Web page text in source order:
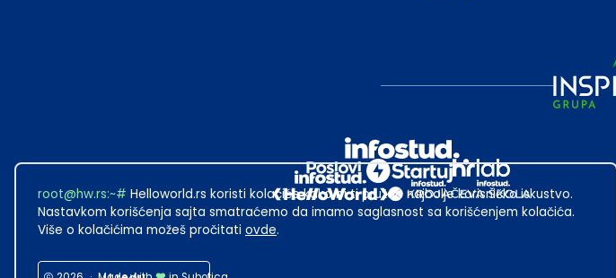
root@hw.rs:~# Helloworld.rs koristi kolačiće kako bi ti pružao najbolje korisničko iskustvo.
Nastavkom korišćenja sajta smatraćemo da imamo saglasnost sa korišćenjem kolačića.
Više o kolačićima možeš pročitati ovde.